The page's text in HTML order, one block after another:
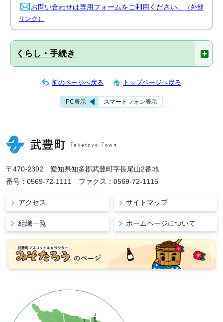
お問い合わせは専用フォームをご利用ください。
（外部
リンク）
くらし・手続き
前のページへ戻る トップページへ戻る
PC表示 スマートフォン表示
〒470-2392 愛知県知多郡武豊町字長尾山2番地
番号：0569-72-1111 ファクス：0569-72-1115
アクセス サイトマップ
組織一覧 ホームページについて